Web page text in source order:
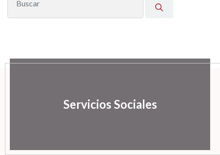
Servicios Sociales